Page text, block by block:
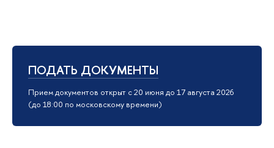
ПОДАТЬ ДОКУМЕНТЫ
Прием документов открыт с 20 июня до 17 августа 2026
(до 18:00 по московскому времени)